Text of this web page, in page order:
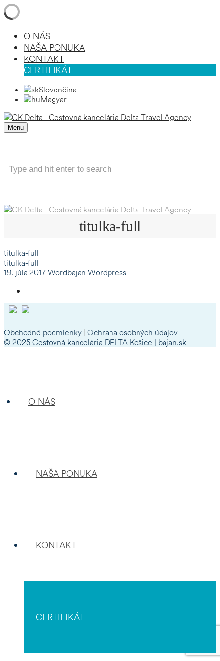
O NÁS
NAŠA PONUKA
KONTAKT
CERTIFIKÁT
Slovenčina
Magyar
Menu
O NÁS
NAŠA PONUKA
KONTAKT
CERTIFIKÁT
titulka-full
titulka-full
titulka-full
19. júla 2017 Wordbajan Wordpress
Obchodné podmienky Ochrana osobných údajov
© 2025 Cestovná kancelária DELTA Košice | bajan.sk